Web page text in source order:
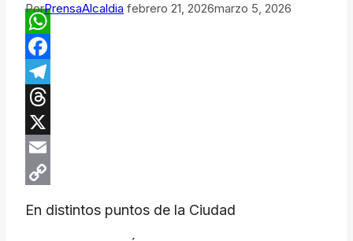
PorPrensaAlcaldia febrero 21, 2026marzo 5, 2026
WhatsApp
Facebook
Telegram
Threads
X
Email
En distintos puntos de la Ciudad